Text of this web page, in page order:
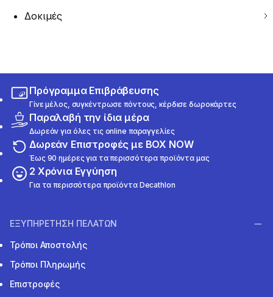
Δοκιμές
Πρόγραμμα Επιβράβευσης
Γίνε μέλος, συγκέντρωσε πόντους, κέρδισε δωροκάρτες
Παραλαβή την ίδια μέρα
Δωρεάν για όλες τις online παραγγελίες
Δωρεάν Επιστροφές με BOX NOW
Έως 90 ημέρες για τα περισσότερα προϊόντα μας
2 Χρόνια Εγγύηση
Για τα περισσότερα προϊόντα Decathlon
ΕΞΥΠΗΡΕΤΗΣΗ ΠΕΛΑΤΩΝ
Τρόποι Αποστολής
Τρόποι Πληρωμής
Επιστροφές